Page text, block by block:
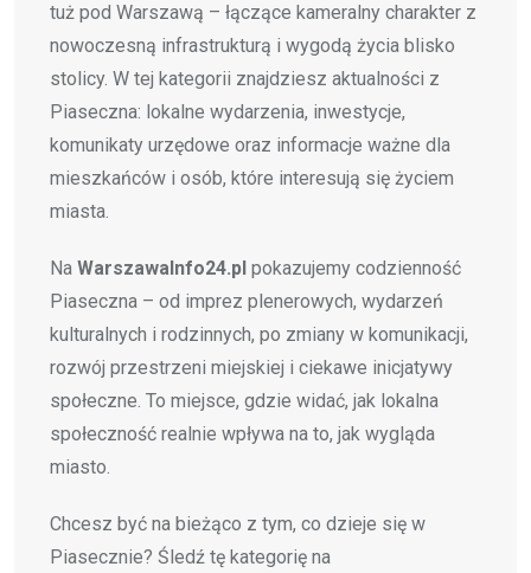
tuż pod Warszawą – łączące kameralny charakter z
nowoczesną infrastrukturą i wygodą życia blisko
stolicy. W tej kategorii znajdziesz aktualności z
Piaseczna: lokalne wydarzenia, inwestycje,
komunikaty urzędowe oraz informacje ważne dla
mieszkańców i osób, które interesują się życiem
miasta.
Na WarszawaInfo24.pl pokazujemy codzienność
Piaseczna – od imprez plenerowych, wydarzeń
kulturalnych i rodzinnych, po zmiany w komunikacji,
rozwój przestrzeni miejskiej i ciekawe inicjatywy
społeczne. To miejsce, gdzie widać, jak lokalna
społeczność realnie wpływa na to, jak wygląda
miasto.
Chcesz być na bieżąco z tym, co dzieje się w
Piasecznie? Śledź tę kategorię na